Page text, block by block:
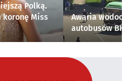
Polką.
koronę Miss
Awaria
autobusów